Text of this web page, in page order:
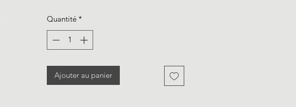
Quantité *
Ajouter au panier